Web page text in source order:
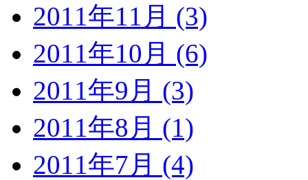
2011年11月 (3)
2011年10月 (6)
2011年9月 (3)
2011年8月 (1)
2011年7月 (4)